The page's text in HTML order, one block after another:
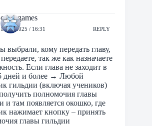
orbit-games
19/03/2025 / 16:31 REPLY
выбрали, кому передать главу,
так же как назначаете
Если глава не заходит в
дней и более → Любой
гильдии (включая учеников)
полномочия главы
и там появляется окошко, где
нажимает кнопку – принять
главы гильдии